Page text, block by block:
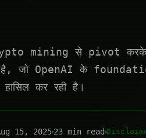
mining से pivot
है, जो OpenAI के
कर रही है।
15, 202523 min read